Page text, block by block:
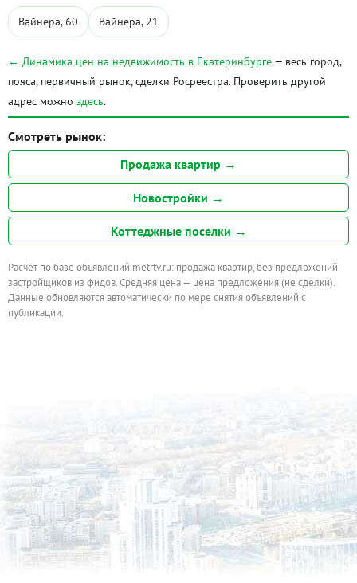
Вайнера, 60 Вайнера, 21
← Динамика цен на недвижимость в Екатеринбурге — весь город,
пояса, первичный рынок, сделки Росреестра. Проверить другой
адрес можно здесь.
Смотреть рынок:
Продажа квартир →
Новостройки →
Коттеджные поселки →
Расчёт по базе объявлений metrtv.ru: продажа квартир, без предложений
застройщиков из фидов. Средняя цена — цена предложения (не сделки).
Данные обновляются автоматически по мере снятия объявлений с
публикации.